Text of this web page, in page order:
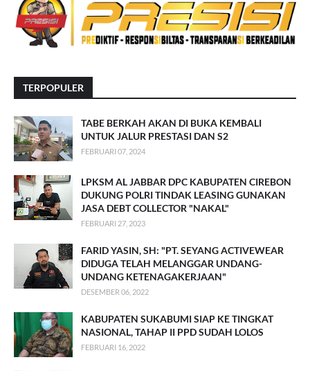
TERPOPULER
TABE BERKAH AKAN DI BUKA KEMBALI
UNTUK JALUR PRESTASI DAN S2
FEBRUARI 07, 2024
LPKSM AL JABBAR DPC KABUPATEN CIREBON
DUKUNG POLRI TINDAK LEASING GUNAKAN
JASA DEBT COLLECTOR "NAKAL"
FEBRUARI 27, 2023
FARID YASIN, SH: "PT. SEYANG ACTIVEWEAR
DIDUGA TELAH MELANGGAR UNDANG-
UNDANG KETENAGAKERJAAN"
DESEMBER 06, 2022
KABUPATEN SUKABUMI SIAP KE TINGKAT
NASIONAL, TAHAP II PPD SUDAH LOLOS
FEBRUARI 16, 2022